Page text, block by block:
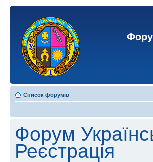
Список форумів
Форум
Реєстрація